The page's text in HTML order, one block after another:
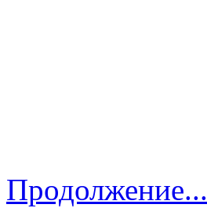
Продолжение...